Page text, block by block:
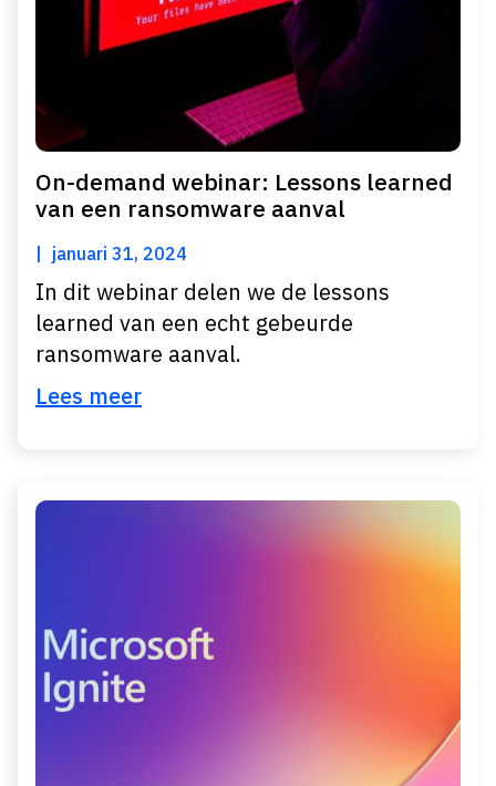
On-demand webinar: Lessons learned
van een ransomware aanval
januari 31, 2024
In dit webinar delen we de lessons
learned van een echt gebeurde
ransomware aanval.
Lees meer